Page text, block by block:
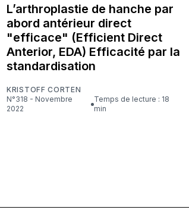
L’arthroplastie de hanche par
abord antérieur direct
"efficace" (Efficient Direct
Anterior, EDA) Efficacité par la
standardisation
KRISTOFF CORTEN
N°318 - Novembre
2022
Temps de lecture : 18
min